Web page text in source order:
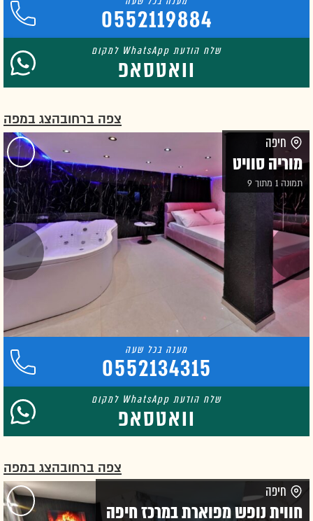
0552119884
וואטסאפ
צפה ברחובהצג במפה
חיפה
מוריה סוויט
תמונה 1 מתוך 9
0552134315
וואטסאפ
צפה ברחובהצג במפה
חיפה
חווית נופש מפוארת במרכז חיפה